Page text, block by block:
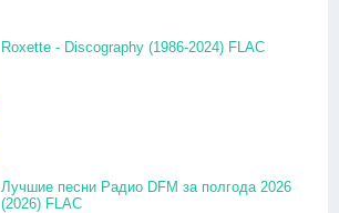
Roxette - Discography (1986-2024) FLAC
Лучшие песни Радио DFM за полгода 2026
(2026) FLAC